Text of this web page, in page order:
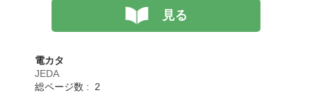
見る
電カタ
JEDA
総ページ数 : 2